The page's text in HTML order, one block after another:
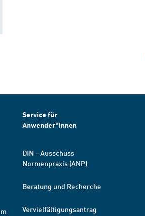
Service für
Anwender*innen
DIN – Ausschuss
Normenpraxis (ANP)
Beratung und Recherche
Vervielfältigungsantrag